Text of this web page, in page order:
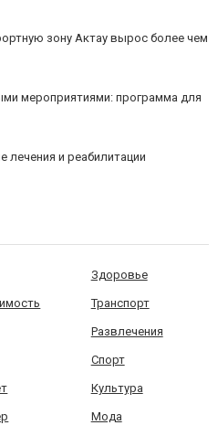
зону Актау вырос более чем
мероприятиями: программа для
лечения и реабилитации
Здоровье
Транспорт
Развлечения
Спорт
Культура
Мода